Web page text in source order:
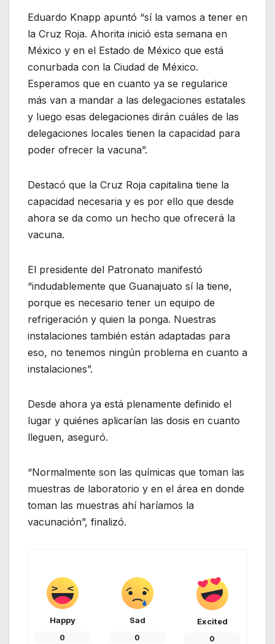
Eduardo Knapp apuntó “sí la vamos a tener en
la Cruz Roja. Ahorita inició esta semana en
México y en el Estado de México que está
conurbada con la Ciudad de México.
Esperamos que en cuanto ya se regularice
más van a mandar a las delegaciones estatales
y luego esas delegaciones dirán cuáles de las
delegaciones locales tienen la capacidad para
poder ofrecer la vacuna”.
Destacó que la Cruz Roja capitalina tiene la
capacidad necesaria y es por ello que desde
ahora se da como un hecho que ofrecerá la
vacuna.
El presidente del Patronato manifestó
“indudablemente que Guanajuato sí la tiene,
porque es necesario tener un equipo de
refrigeración y quien la ponga. Nuestras
instalaciones también están adaptadas para
eso, no tenemos ningún problema en cuanto a
instalaciones”.
Desde ahora ya está plenamente definido el
lugar y quiénes aplicarían las dosis en cuanto
lleguen, aseguró.
“Normalmente son las químicas que toman las
muestras de laboratorio y en el área en donde
toman las muestras ahí haríamos la
vacunación”, finalizó.
Happy
0
Sad
0
Excited
0